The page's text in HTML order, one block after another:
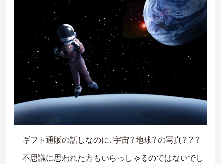
ギフト通販の話しなのに、宇宙？地球？の写真？？？
不思議に思われた方もいらっしゃるのではないでし